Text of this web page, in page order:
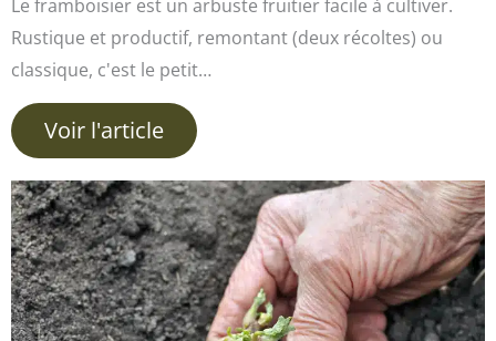
Le framboisier est un arbuste fruitier facile à cultiver.
Rustique et productif, remontant (deux récoltes) ou
classique, c'est le petit…
Voir l'article